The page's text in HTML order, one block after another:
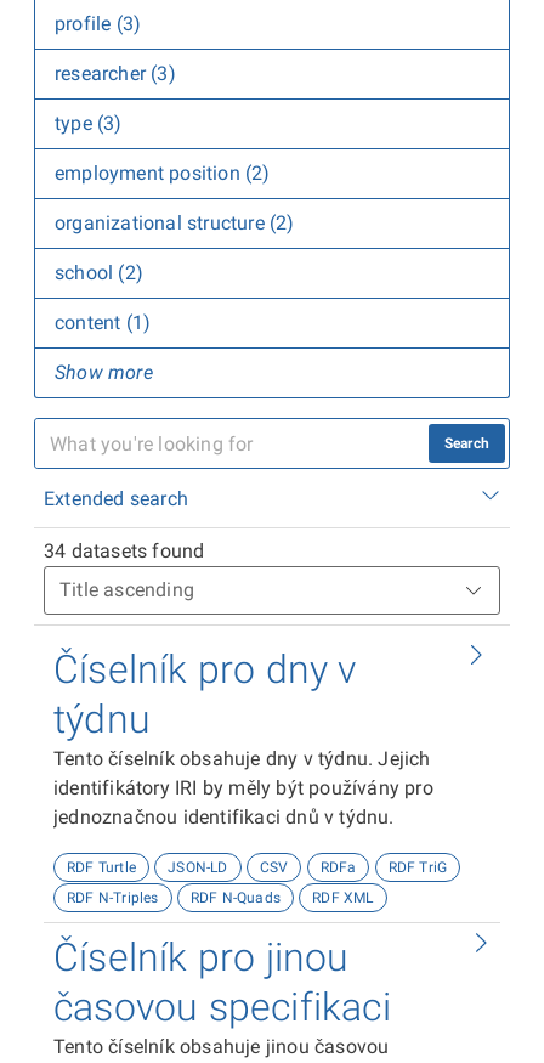
profile (3)
researcher (3)
type (3)
employment position (2)
organizational structure (2)
school (2)
content (1)
Show more
Search
Extended search
34 datasets found
Číselník pro dny v
týdnu
Tento číselník obsahuje dny v týdnu. Jejich
identifikátory IRI by měly být používány pro
jednoznačnou identifikaci dnů v týdnu.
RDF Turtle JSON-LD CSV RDFa
RDF TriG
RDF N-Triples
RDF N-Quads RDF XML
Číselník pro jinou
časovou specifikaci
Tento číselník obsahuje jinou časovou